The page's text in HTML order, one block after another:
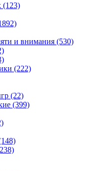
(123)
и внимания (530)
(222)
(22)
(399)